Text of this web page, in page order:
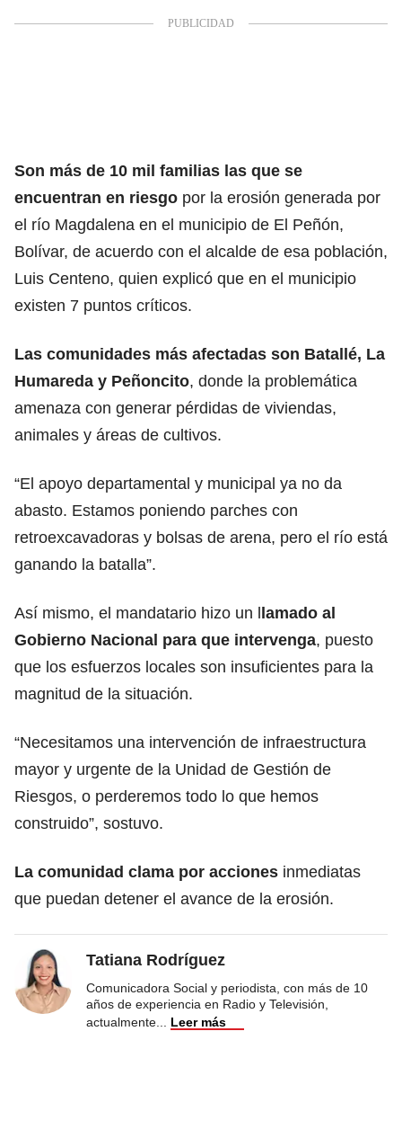
Son más de 10 mil familias las que se
encuentran en riesgo por la erosión generada por
el río Magdalena en el municipio de El Peñón,
Bolívar, de acuerdo con el alcalde de esa población,
Luis Centeno, quien explicó que en el municipio
existen 7 puntos críticos.
Las comunidades más afectadas son Batallé, La
Humareda y Peñoncito, donde la problemática
amenaza con generar pérdidas de viviendas,
animales y áreas de cultivos.
“El apoyo departamental y municipal ya no da
abasto. Estamos poniendo parches con
retroexcavadoras y bolsas de arena, pero el río está
ganando la batalla”.
Así mismo, el mandatario hizo un llamado al
Gobierno Nacional para que intervenga, puesto
que los esfuerzos locales son insuficientes para la
magnitud de la situación.
“Necesitamos una intervención de infraestructura
mayor y urgente de la Unidad de Gestión de
Riesgos, o perderemos todo lo que hemos
construido”, sostuvo.
La comunidad clama por acciones inmediatas
que puedan detener el avance de la erosión.
Tatiana Rodríguez
Comunicadora Social y periodista, con más de 10
años de experiencia en Radio y Televisión,
actualmente
Leer más